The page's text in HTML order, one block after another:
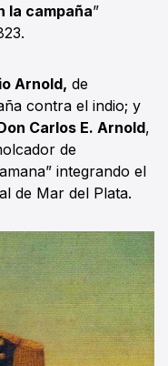
la campaña”
Arnold, de
contra el indio; y
Carlos E. Arnold,
de
integrando el
de Mar del Plata.